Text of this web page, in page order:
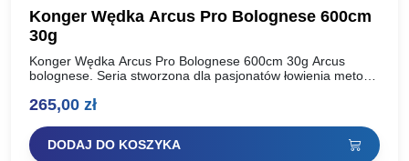
Konger Wędka Arcus Pro Bolognese 600cm
30g
Konger Wędka Arcus Pro Bolognese 600cm 30g Arcus
bolognese. Seria stworzona dla pasjonatów łowienia metodą
państwu trzy sprawdzone…
265,00 zł
DODAJ DO KOSZYKA